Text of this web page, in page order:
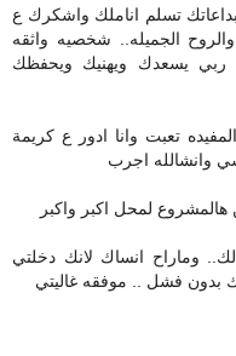
تسلم اناملك واشكرك ع
الجميله.. شخصيه واثقه
ربي يسعدك ويهنيك ويحفظك
تعبت وانا ادور ع كريمة
وانشالله اجرب
لمحل اكبر واكبر
وماراح انساك لانك دخلتي
بدون فشل .. موفقه غاليتي